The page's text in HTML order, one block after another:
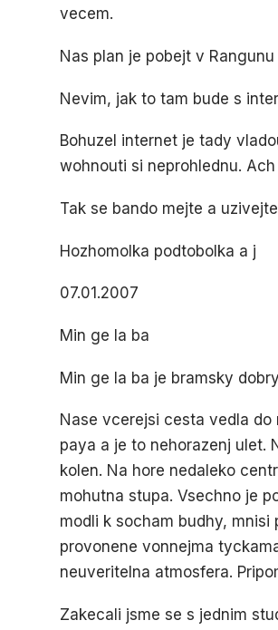
vecem.
Nas plan je pobejt v
Nevim, jak to tam bude s
Bohuzel internet je tady
wohnouti si neprohlednu.
Tak se bando mejte a
Hozhomolka podtobolka a j
07.01.2007
Min ge la ba
Min ge la ba je bramsky
Nase vcerejsi cesta vedla
paya a je to nehorazenj ulet.
kolen. Na hore nedaleko
mohutna stupa. Vsechno je
modli k socham budhy,
provonene vonnejma
neuveritelna atmosfera.
Zakecali jsme se s jednim